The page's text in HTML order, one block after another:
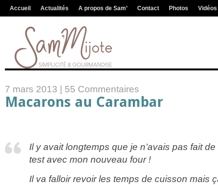
Accueil Actualités A propos de Sam’ Contact Photos Vidéos
7 mars 2013 | 55 Commentaires
Macarons au Carambar
Il y avait longtemps que je n’avais pas fait
test avec mon nouveau four !
Il va falloir revoir les temps de cuisson mais